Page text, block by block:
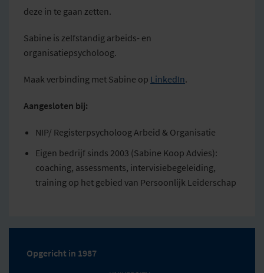
deze in te gaan zetten.
Sabine is zelfstandig arbeids- en
organisatiepsycholoog.
Maak verbinding met Sabine op LinkedIn.
Aangesloten bij:
NIP/ Registerpsycholoog Arbeid & Organisatie
Eigen bedrijf sinds 2003 (Sabine Koop Advies):
coaching, assessments, intervisiebegeleiding,
training op het gebied van Persoonlijk Leiderschap
Opgericht in 1987